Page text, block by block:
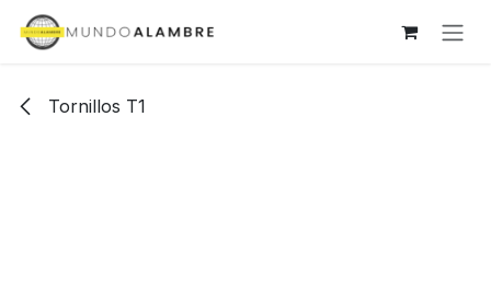
Ir al contenido
Tornillos T1